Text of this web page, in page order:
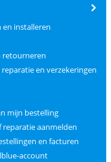
en installeren
retourneren
en verzekeringen
mijn bestelling
reparatie aanmelden
en facturen
account